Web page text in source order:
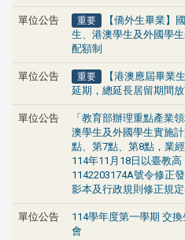
單位公告 重要
【僑外生畢業】
生、港澳學生及外國學
配額制
單位公告 重要
【港澳應屆畢業
延期，總延長居留期間
單位公告
「教育部辦理重點產業
澳學生及外國學生實施
點、第7點、第8點，業
114年11月18日以臺教
1142203174A號令修正
影本及行政規則修正規定
單位公告
114學年度第一學期 交
會